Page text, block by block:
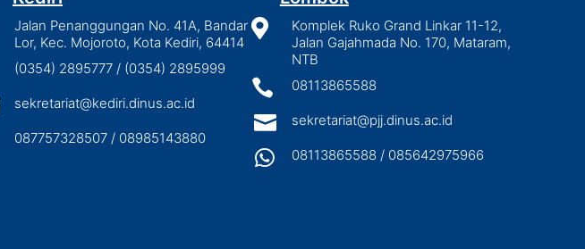
Jalan Penanggungan No. 41A, Bandar
Lor, Kec. Mojoroto, Kota Kediri, 64414
(0354) 2895777 / (0354) 2895999
sekretariat@kediri.dinus.ac.id
087757328507 / 08985143880

Komplek Ruko Grand Linkar 11-12,
Jalan Gajahmada No. 170, Mataram,
NTB
 08113865588
 sekretariat@pjj.dinus.ac.id
 08113865588 / 085642975966